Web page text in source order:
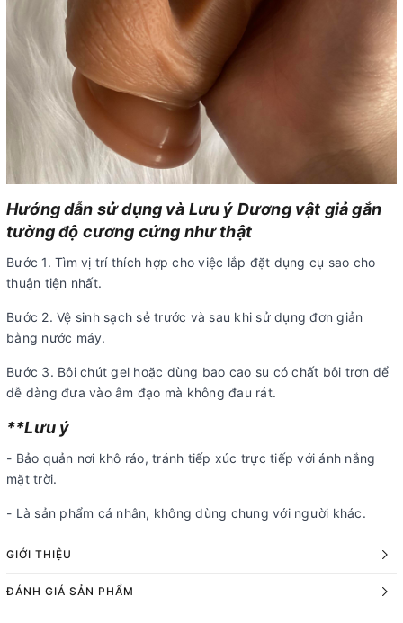
Hướng dẫn sử dụng và Lưu ý Dương vật giả gắn
tường độ cương cứng như thật
Bước 1. Tìm vị trí thích hợp cho việc lắp đặt dụng cụ sao cho
thuận tiện nhất.
Bước 2. Vệ sinh sạch sẻ trước và sau khi sử dụng đơn giản
bằng nước máy.
Bước 3. Bôi chút gel hoặc dùng bao cao su có chất bôi trơn để
dễ dàng đưa vào âm đạo mà không đau rát.
**Lưu ý
- Bảo quản nơi khô ráo, tránh tiếp xúc trực tiếp với ánh nắng
mặt trời.
- Là sản phẩm cá nhân, không dùng chung với người khác.
GIỚI THIỆU
ĐÁNH GIÁ SẢN PHẨM